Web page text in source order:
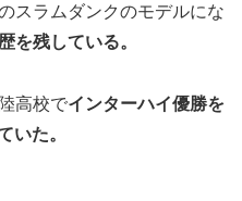
スラムダンクのモデルにな
を残している。
高校でインターハイ優勝を
いた。